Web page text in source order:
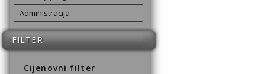
Administracija
FILTER
Cijenovni filter